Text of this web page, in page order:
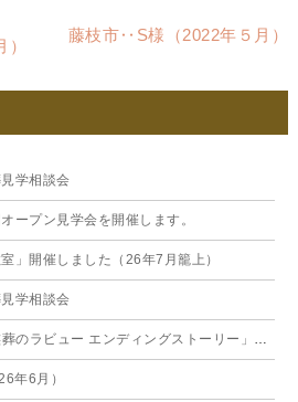
藤枝市‥S様（2022年５月）
学相談会
ープン見学会を開催します。
」開催しました（26年7月籠上）
学相談会
ディングストーリー」に弊社スタッフが出演いたしました（26年6月）
年6月）